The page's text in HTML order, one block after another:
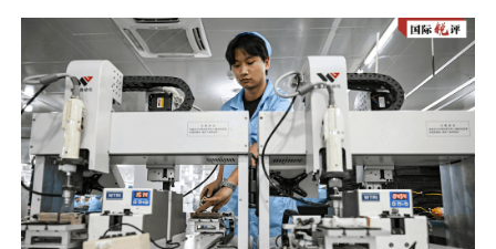
a
y
V
i
d